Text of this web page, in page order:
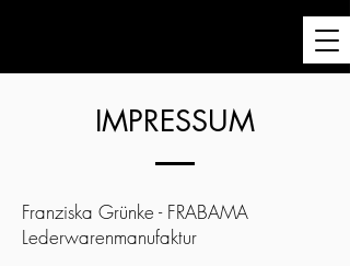
IMPRESSUM
Franziska Grünke - FRABAMA
Lederwarenmanufaktur